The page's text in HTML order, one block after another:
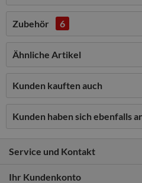
Zubehör 6
Ähnliche Artikel
Kunden kauften auch
Kunden haben sich ebenfalls
Service und Kontakt
Ihr Kundenkonto